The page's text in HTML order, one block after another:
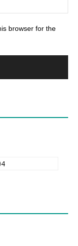
browser for the